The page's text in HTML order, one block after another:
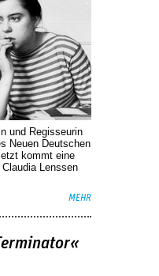
und Regisseurin
Neuen Deutschen
kommt eine
Lenssen
MEHR